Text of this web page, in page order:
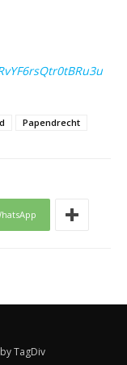
Papendrecht
TagDiv